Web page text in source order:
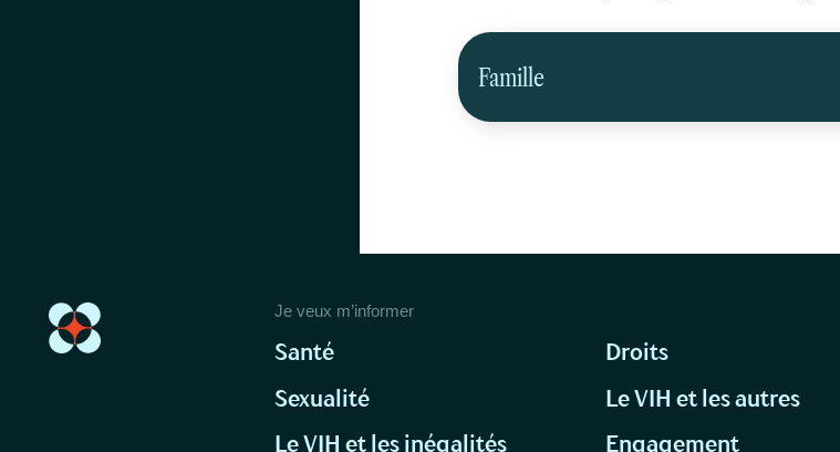
Famille
Je veux m’informer
Santé
Droits
Sexualité
Le VIH et les autres
Le VIH et les inégalités
Engagement